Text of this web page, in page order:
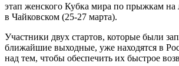
этап женского Кубка мира по прыжкам
в Чайковском (25-27 марта).
Участники двух стартов, которые были
ближайшие выходные, уже находятся в
над тем, чтобы обеспечить их быстрое